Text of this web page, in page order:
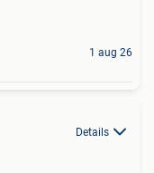
1 aug 26
Details